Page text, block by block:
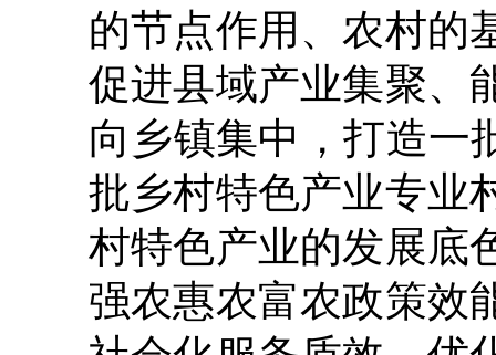
的节点作用、农村的
促进县域产业集聚、
向乡镇集中，打造一
批乡村特色产业专业
村特色产业的发展底
强农惠农富农政策效